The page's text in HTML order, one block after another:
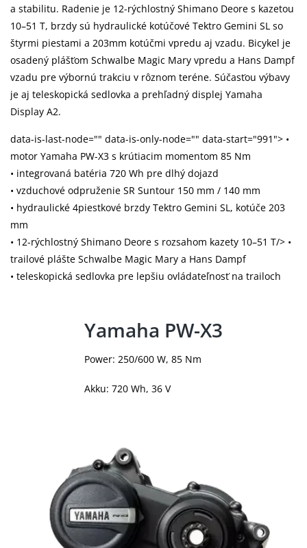
a stabilitu. Radenie je 12-rýchlostný Shimano Deore s kazetou
10–51 T, brzdy sú hydraulické kotúčové Tektro Gemini SL so
štyrmi piestami a 203mm kotúčmi vpredu aj vzadu. Bicykel je
osadený plášťom Schwalbe Magic Mary vpredu a Hans Dampf
vzadu pre výbornú trakciu v rôznom teréne. Súčasťou výbavy
je aj teleskopická sedlovka a prehľadný displej Yamaha
Display A2.
data-is-last-node="" data-is-only-node="" data-start="991"> •
motor Yamaha PW-X3 s krútiacim momentom 85 Nm
• integrovaná batéria 720 Wh pre dlhý dojazd
• vzduchové odpruženie SR Suntour 150 mm / 140 mm
• hydraulické 4piestkové brzdy Tektro Gemini SL, kotúče 203
mm
• 12-rýchlostný Shimano Deore s rozsahom kazety 10–51 T/> •
trailové plášte Schwalbe Magic Mary a Hans Dampf
• teleskopická sedlovka pre lepšiu ovládateľnosť na trailoch
Yamaha PW-X3
Power: 250/600 W, 85 Nm
Akku: 720 Wh, 36 V